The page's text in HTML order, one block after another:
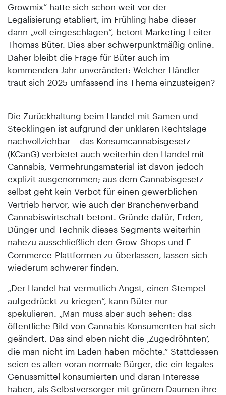
Growmix“ hatte sich schon weit vor der
Legalisierung etabliert, im Frühling habe dieser
dann „voll eingeschlagen“, betont Marketing-Leiter
Thomas Büter. Dies aber schwerpunktmäßig online.
Daher bleibt die Frage für Büter auch im
kommenden Jahr unverändert: Welcher Händler
traut sich 2025 umfassend ins Thema einzusteigen?
Die Zurückhaltung beim Handel mit Samen und
Stecklingen ist aufgrund der unklaren Rechtslage
nachvollziehbar – das Konsumcannabisgesetz
(KCanG) verbietet auch weiterhin den Handel mit
Cannabis, Vermehrungsmaterial ist davon jedoch
explizit ausgenommen; aus dem Cannabisgesetz
selbst geht kein Verbot für einen gewerblichen
Vertrieb hervor, wie auch der Branchenverband
Cannabiswirtschaft betont. Gründe dafür, Erden,
Dünger und Technik dieses Segments weiterhin
nahezu ausschließlich den Grow-Shops und E-
Commerce-Plattformen zu überlassen, lassen sich
wiederum schwerer finden.
„Der Handel hat vermutlich Angst, einen Stempel
aufgedrückt zu kriegen“, kann Büter nur
spekulieren. „Man muss aber auch sehen: das
öffentliche Bild von Cannabis-Konsumenten hat sich
geändert. Das sind eben nicht die ‚Zugedröhnten‘,
die man nicht im Laden haben möchte.“ Stattdessen
seien es allen voran normale Bürger, die ein legales
Genussmittel konsumierten und daran Interesse
haben, als Selbstversorger mit grünem Daumen ihre